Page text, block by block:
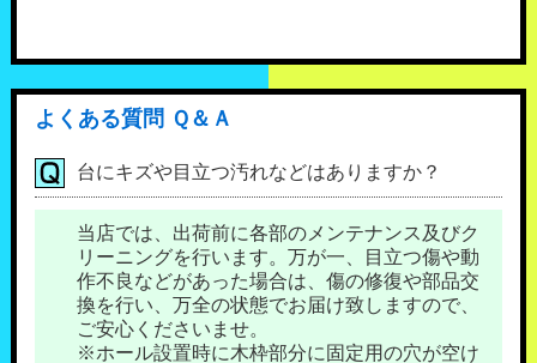
よくある質問 Ｑ＆Ａ
台にキズや目立つ汚れなどはありますか？
当店では、出荷前に各部のメンテナンス及びク
リーニングを行います。万が一、目立つ傷や動
作不良などがあった場合は、傷の修復や部品交
換を行い、万全の状態でお届け致しますので、
ご安心くださいませ。
※ホール設置時に木枠部分に固定用の穴が空け